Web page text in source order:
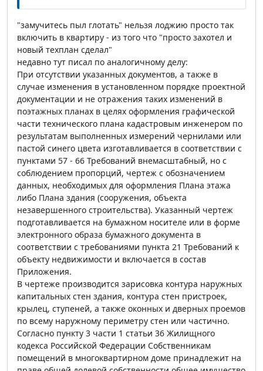
"замучитесь пыл глотать" нельзя лоджию просто так
включить в квартиру - из того что "просто захотел и
новый техплан сделал"
недавно тут писал по аналогичному делу:
При отсутствии указанных документов, а также в
случае изменения в установленном порядке проектной
документации и не отражения таких изменений в
поэтажных планах в целях оформления графической
части технического плана кадастровым инженером по
результатам выполненных измерений чернилами или
пастой синего цвета изготавливается в соответствии с
пунктами 57 - 66 Требований внемасштабный, но с
соблюдением пропорций, чертеж с обозначением
данных, необходимых для оформления Плана этажа
либо Плана здания (сооружения, объекта
незавершенного строительства). Указанный чертеж
подготавливается на бумажном носителе или в форме
электронного образа бумажного документа в
соответствии с требованиями пункта 21 Требований к
объекту недвижимости и включается в состав
Приложения.
В чертеже производится зарисовка контура наружных
капитальных стен здания, контура стен пристроек,
крылец, ступеней, а также оконных и дверных проемов
по всему наружному периметру стен или частично.
Согласно пункту 3 части 1 статьи 36 Жилищного
кодекса Российской Федерации Собственникам
помещений в многоквартирном доме принадлежит на